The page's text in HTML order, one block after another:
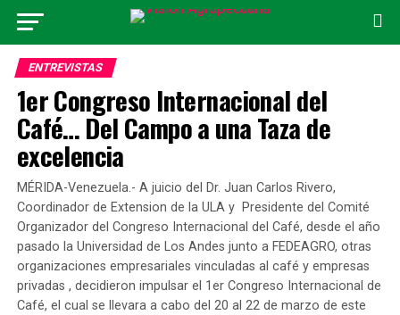
ENTREVISTAS
1er Congreso Internacional del
Café… Del Campo a una Taza de
excelencia
MÉRIDA-Venezuela.- A juicio del Dr. Juan Carlos Rivero,
Coordinador de Extension de la ULA y Presidente del Comité
Organizador del Congreso Internacional del Café, desde el año
pasado la Universidad de Los Andes junto a FEDEAGRO, otras
organizaciones empresariales vinculadas al café y empresas
privadas , decidieron impulsar el 1er Congreso Internacional de
Café, el cual se llevara a cabo del 20 al 22 de marzo de este